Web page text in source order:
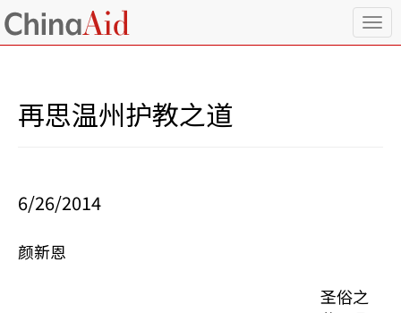
T
o
再思温州护教之道
6/26/2014
颜新恩
圣俗之